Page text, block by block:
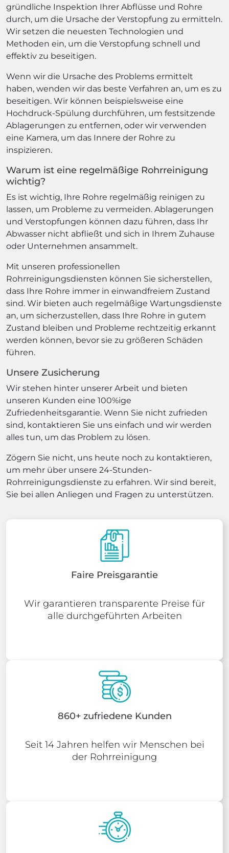
gründliche Inspektion Ihrer Abflüsse und Rohre
durch, um die Ursache der Verstopfung zu ermitteln.
Wir setzen die neuesten Technologien und
Methoden ein, um die Verstopfung schnell und
effektiv zu beseitigen.
Wenn wir die Ursache des Problems ermittelt
haben, wenden wir das beste Verfahren an, um es zu
beseitigen. Wir können beispielsweise eine
Hochdruck-Spülung durchführen, um festsitzende
Ablagerungen zu entfernen, oder wir verwenden
eine Kamera, um das Innere der Rohre zu
inspizieren.
Warum ist eine regelmäßige Rohrreinigung
wichtig?
Es ist wichtig, Ihre Rohre regelmäßig reinigen zu
lassen, um Probleme zu vermeiden. Ablagerungen
und Verstopfungen können dazu führen, dass Ihr
Abwasser nicht abfließt und sich in Ihrem Zuhause
oder Unternehmen ansammelt.
Mit unseren professionellen
Rohrreinigungsdiensten können Sie sicherstellen,
dass Ihre Rohre immer in einwandfreiem Zustand
sind. Wir bieten auch regelmäßige Wartungsdienste
an, um sicherzustellen, dass Ihre Rohre in gutem
Zustand bleiben und Probleme rechtzeitig erkannt
werden können, bevor sie zu größeren Schäden
führen.
Unsere Zusicherung
Wir stehen hinter unserer Arbeit und bieten
unseren Kunden eine 100%ige
Zufriedenheitsgarantie. Wenn Sie nicht zufrieden
sind, kontaktieren Sie uns einfach und wir werden
alles tun, um das Problem zu lösen.
Zögern Sie nicht, uns heute noch zu kontaktieren,
um mehr über unsere 24-Stunden-
Rohrreinigungsdienste zu erfahren. Wir sind bereit,
Sie bei allen Anliegen und Fragen zu unterstützen.
Faire Preisgarantie
Wir garantieren transparente Preise für
alle durchgeführten Arbeiten
860+ zufriedene Kunden
Seit 14 Jahren helfen wir Menschen bei
der Rohrreinigung